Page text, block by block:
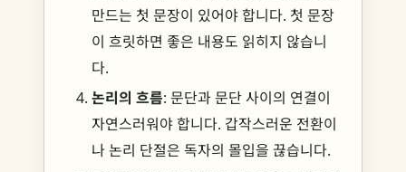
만드는 첫 문장이 있어야 합니다. 첫 문장
이 흐릿하면 좋은 내용도 읽히지 않습니
다.
논리의 흐름: 문단과 문단 사이의 연결이
자연스러워야 합니다. 갑작스러운 전환이
나 논리 단절은 독자의 몰입을 끊습니다.